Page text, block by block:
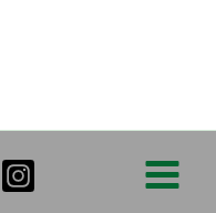
Menu